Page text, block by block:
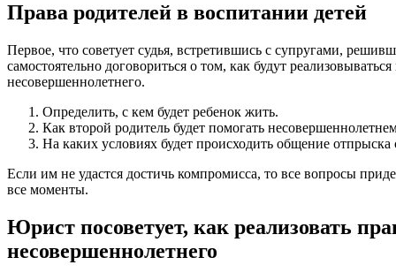
Права родителей в воспитании детей
Первое, что советует судья, встретившись с супругами,
самостоятельно договориться о том, как будут
несовершеннолетнего.
Определить, с кем будет ребенок жить.
Как второй родитель будет помогать
На каких условиях будет происходить общение
Если им не удастся достичь компромисса, то все вопросы
все моменты.
Юрист посоветует, как реализовать
несовершеннолетнего